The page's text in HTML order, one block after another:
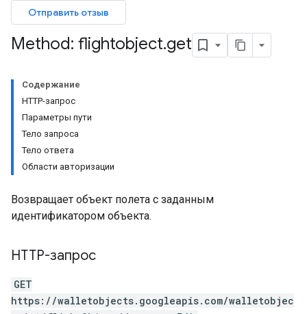
Отправить отзыв
Method: flightobject.get
Содержание
HTTP-запрос
Параметры пути
Тело запроса
Тело ответа
Области авторизации
Возвращает объект полета с заданным
идентификатором объекта.
HTTP-запрос
GET
https://walletobjects.googleapis.com/walletobjec